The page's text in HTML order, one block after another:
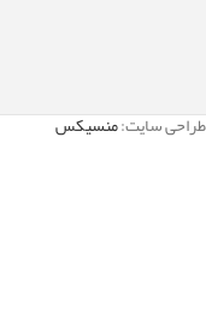
سایت:منسیکس